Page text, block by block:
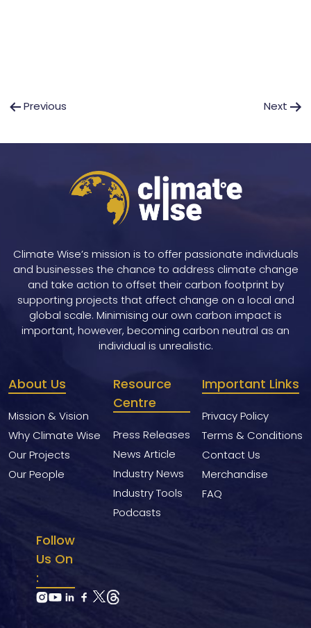
PostPrevious Next
Climate Wise’s mission is to offer passionate individuals
and businesses the chance to address climate change
and take action to offset their carbon footprint by
supporting projects that affect change on a local and
global scale. Minimising our own carbon impact is
important, however, becoming carbon neutral as an
individual is unrealistic.
About Us
Mission & Vision
Why Climate Wise
Our Projects
Our People
Resource
Centre
Press Releases
News Article
Industry News
Industry Tools
Podcasts
Important Links
Privacy Policy
Terms & Conditions
Contact Us
Merchandise
FAQ
Follow
Us On
: